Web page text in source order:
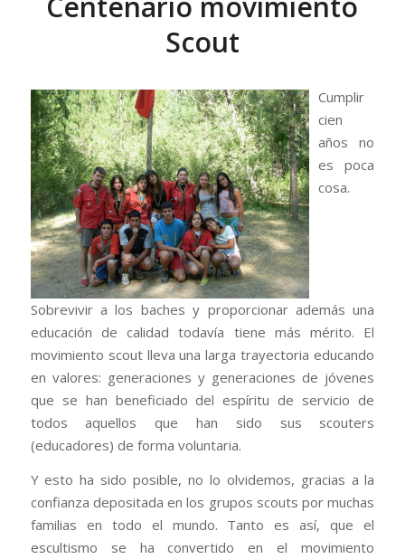
Scout
Cumplir
cien
años no
es poca
cosa.
Sobrevivir a los baches y proporcionar además una
educación de calidad todavía tiene más mérito. El
movimiento scout lleva una larga trayectoria educando
en valores: generaciones y generaciones de jóvenes
que se han beneficiado del espíritu de servicio de
todos aquellos que han sido sus scouters
(educadores) de forma voluntaria.
Y esto ha sido posible, no lo olvidemos, gracias a la
confianza depositada en los grupos scouts por muchas
familias en todo el mundo. Tanto es así, que el
escultismo se ha convertido en el movimiento